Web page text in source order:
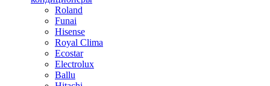
Roland
Funai
Hisense
Royal Clima
Ecostar
Electrolux
Ballu